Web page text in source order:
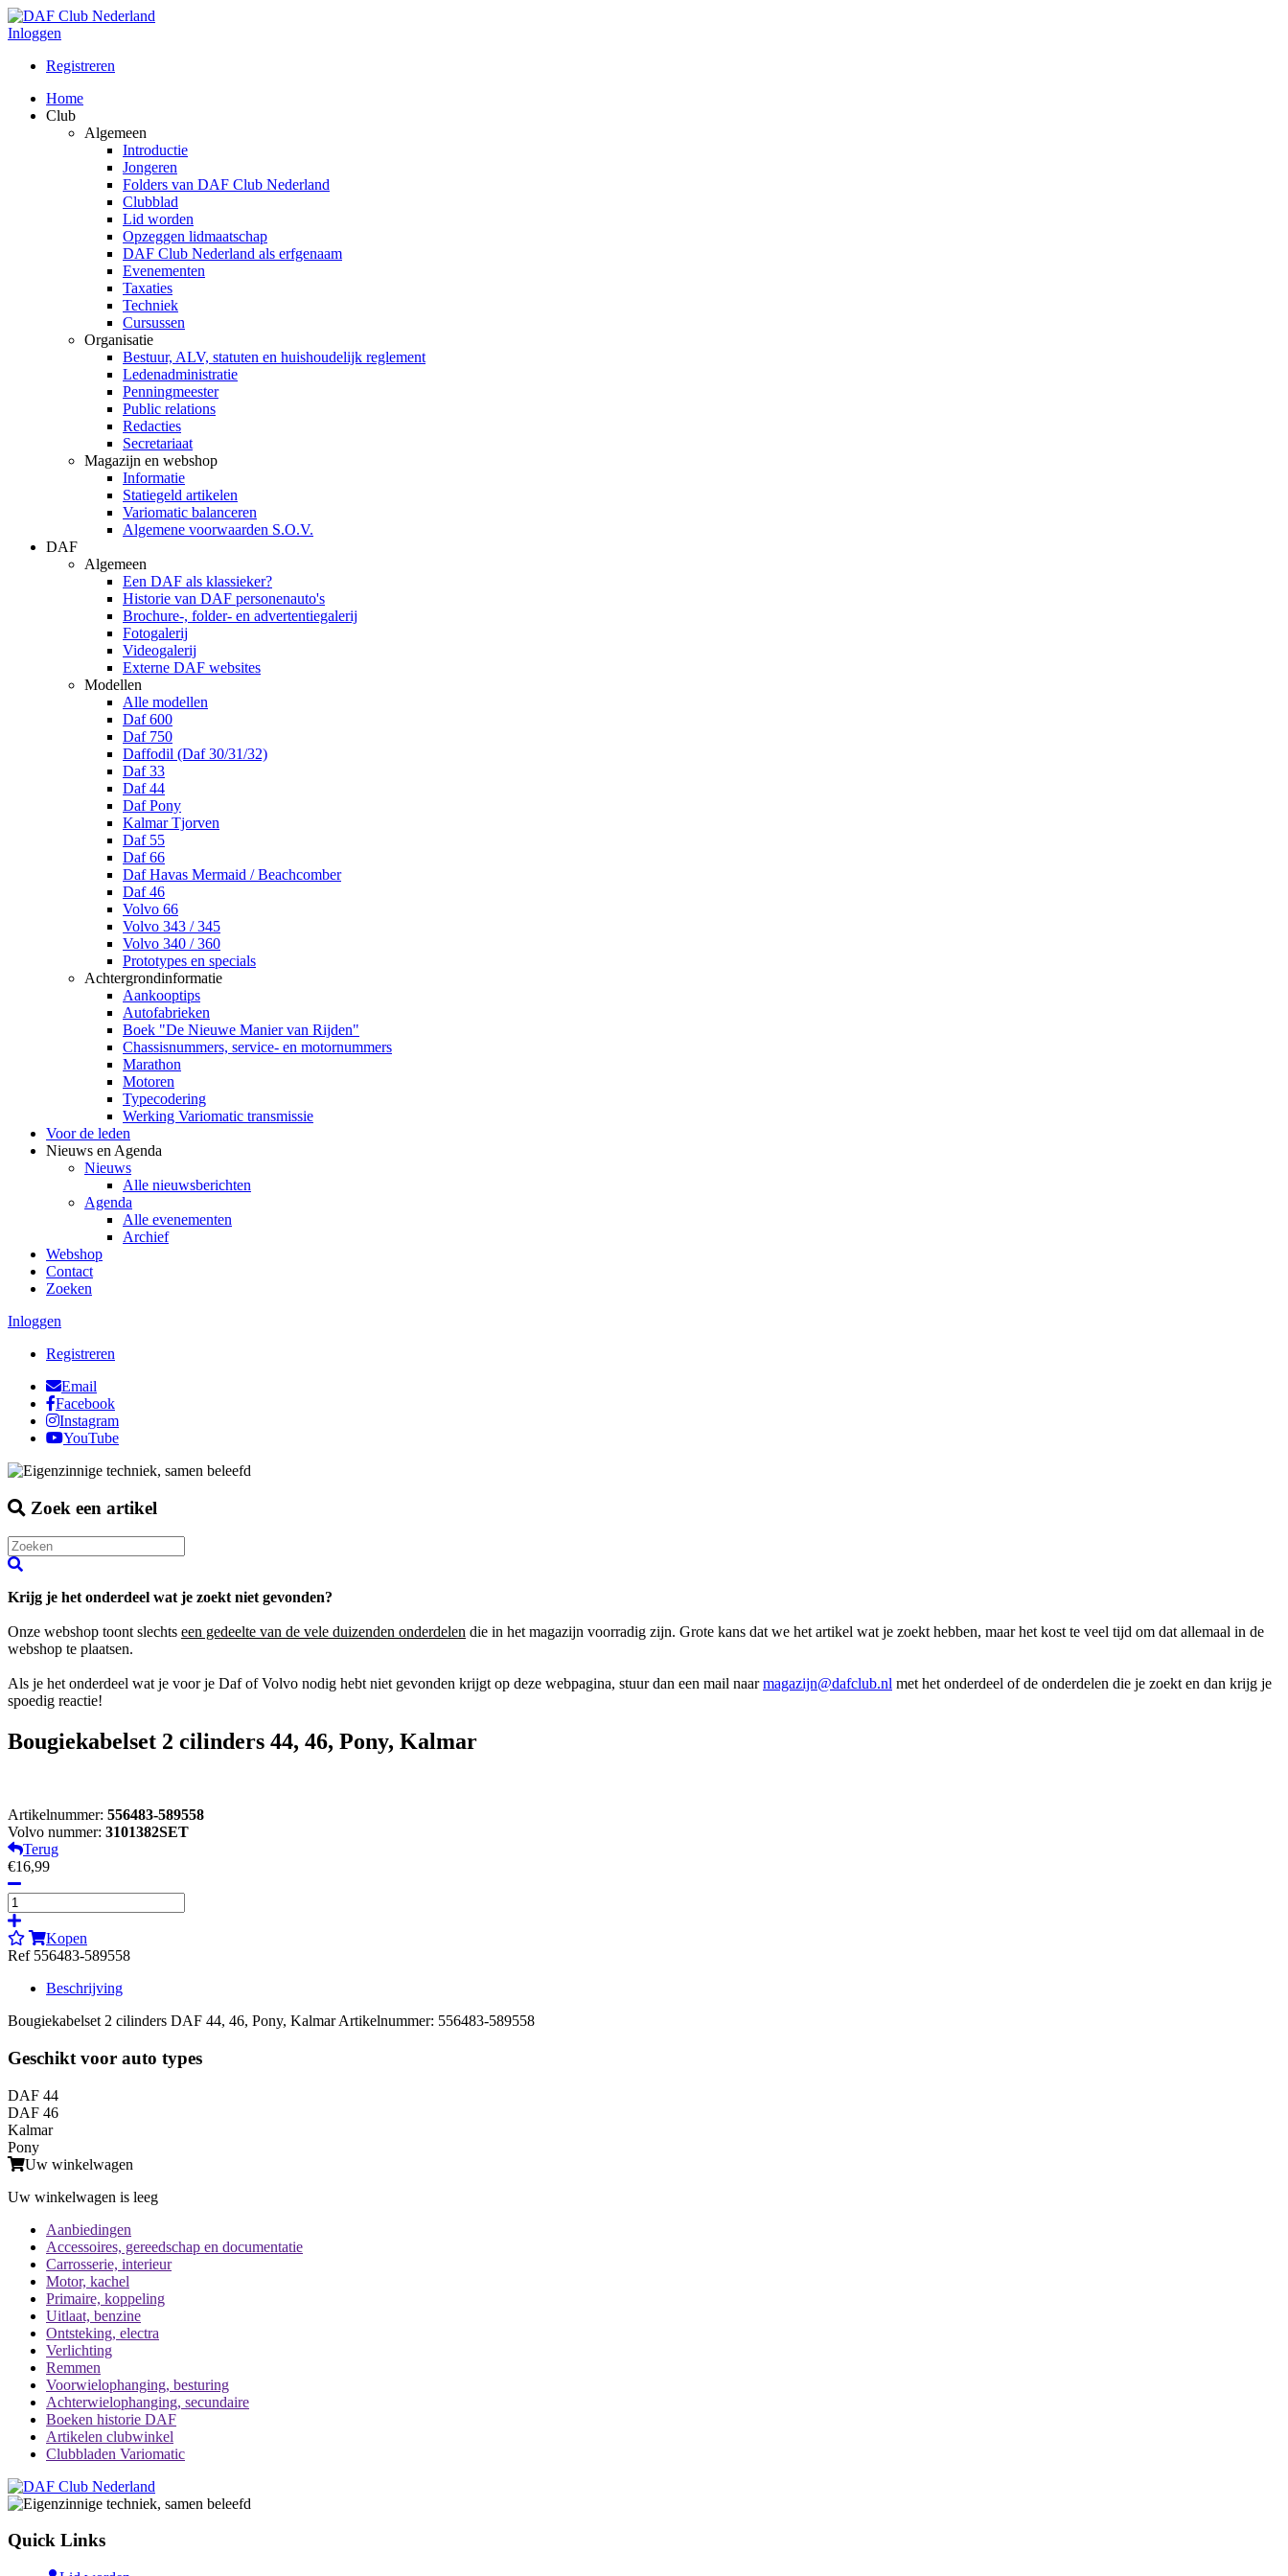
Inloggen
Registreren
Home
Club
Algemeen
Introductie
Jongeren
Folders van DAF Club Nederland
Clubblad
Lid worden
Opzeggen lidmaatschap
DAF Club Nederland als erfgenaam
Evenementen
Taxaties
Techniek
Cursussen
Organisatie
Bestuur, ALV, statuten en huishoudelijk reglement
Ledenadministratie
Penningmeester
Public relations
Redacties
Secretariaat
Magazijn en webshop
Informatie
Statiegeld artikelen
Variomatic balanceren
Algemene voorwaarden S.O.V.
DAF
Algemeen
Een DAF als klassieker?
Historie van DAF personenauto's
Brochure-, folder- en advertentiegalerij
Fotogalerij
Videogalerij
Externe DAF websites
Modellen
Alle modellen
Daf 600
Daf 750
Daffodil (Daf 30/31/32)
Daf 33
Daf 44
Daf Pony
Kalmar Tjorven
Daf 55
Daf 66
Daf Havas Mermaid / Beachcomber
Daf 46
Volvo 66
Volvo 343 / 345
Volvo 340 / 360
Prototypes en specials
Achtergrondinformatie
Aankooptips
Autofabrieken
Boek "De Nieuwe Manier van Rijden"
Chassisnummers, service- en motornummers
Marathon
Motoren
Typecodering
Werking Variomatic transmissie
Voor de leden
Nieuws en Agenda
Nieuws
Alle nieuwsberichten
Agenda
Alle evenementen
Archief
Webshop
Contact
Zoeken
Inloggen
Registreren
Email
Facebook
Instagram
YouTube
Zoek een artikel
Krijg je het onderdeel wat je zoekt niet gevonden?
Onze webshop toont slechts een gedeelte van de vele duizenden onderdelen die in het magazijn voorradig zijn. Grote kans dat we het artikel wat je zoekt hebben, maar het kost te veel tijd om dat allemaal in de
webshop te plaatsen.
Als je het onderdeel wat je voor je Daf of Volvo nodig hebt niet gevonden krijgt op deze webpagina, stuur dan een mail naarmagazijn@dafclub.nl met het onderdeel of de onderdelen die je zoekt en dan krijg je
spoedig reactie!
Bougiekabelset 2 cilinders 44, 46, Pony, Kalmar
Artikelnummer: 556483-589558
Volvo nummer: 3101382SET
Terug
€16,99
Kopen
Ref 556483-589558
Beschrijving
Bougiekabelset 2 cilinders DAF 44, 46, Pony, Kalmar Artikelnummer: 556483-589558
Geschikt voor auto types
DAF 44
DAF 46
Kalmar
Pony
Uw winkelwagen
Uw winkelwagen is leeg
Aanbiedingen
Accessoires, gereedschap en documentatie
Carrosserie, interieur
Motor, kachel
Primaire, koppeling
Uitlaat, benzine
Ontsteking, electra
Verlichting
Remmen
Voorwielophanging, besturing
Achterwielophanging, secundaire
Boeken historie DAF
Artikelen clubwinkel
Clubbladen Variomatic
Quick Links